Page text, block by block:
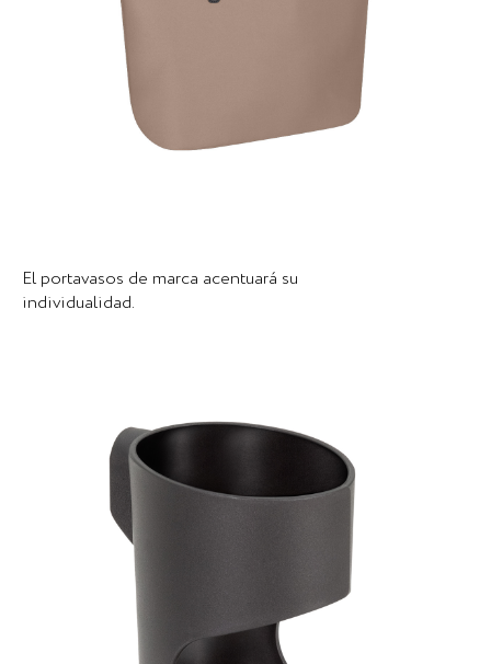
El portavasos de marca acentuará su
individualidad.